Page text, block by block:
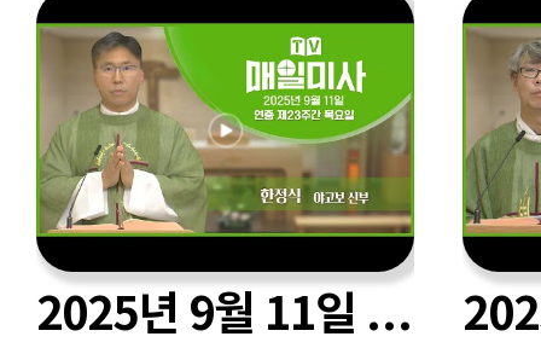
2025년 9월 11일 연중 제23주간 목요일 매일미사ㅣ한정식 야고보 신부 집전